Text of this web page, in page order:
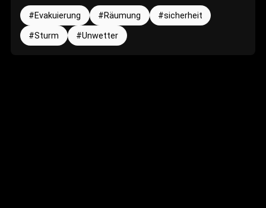
Evakuierung Räumung
sicherheit
Sturm
Unwetter